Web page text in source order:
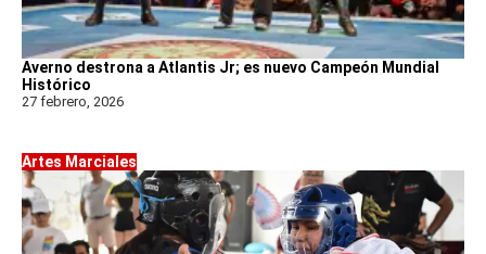
Averno destrona a Atlantis Jr; es nuevo Campeón Mundial
Histórico
27 febrero, 2026
Artes Marciales